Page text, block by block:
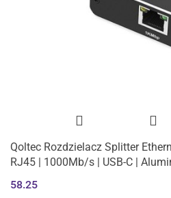
Qoltec Rozdzielacz Splitter
RJ45 | 1000Mb/s | USB-C |
58.25